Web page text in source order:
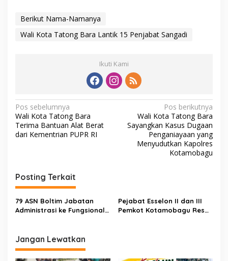
Berikut Nama-Namanya
Wali Kota Tatong Bara Lantik 15 Penjabat Sangadi
Ikuti Kami
N
a
v
a
s
i
o
s
Pos sebelumnya
Wali Kota Tatong Bara
Terima Bantuan Alat Berat
dari Kementrian PUPR RI
Pos berikutnya
Wali Kota Tatong Bara
Sayangkan Kasus Dugaan
Penganiayaan yang
Menyudutkan Kapolres
Kotamobagu
Posting Terkait
79 ASN Boltim Jabatan
Administrasi ke Fungsional
Pejabat Esselon II dan III
Pemkot Kotamobagu Resmi
Jangan Lewatkan